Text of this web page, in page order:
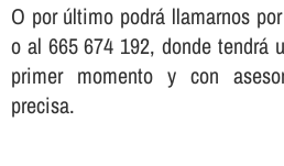
O por último podrá llamarnos
o al 665 674 192, donde tendrá
primer momento y con
precisa.